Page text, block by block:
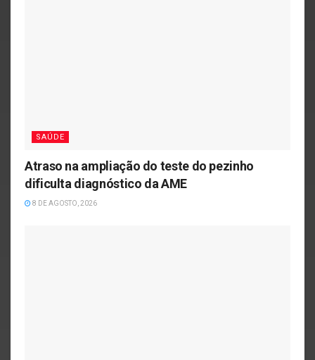
SAÚDE
Atraso na ampliação do teste do pezinho
dificulta diagnóstico da AME
8 DE AGOSTO, 2026